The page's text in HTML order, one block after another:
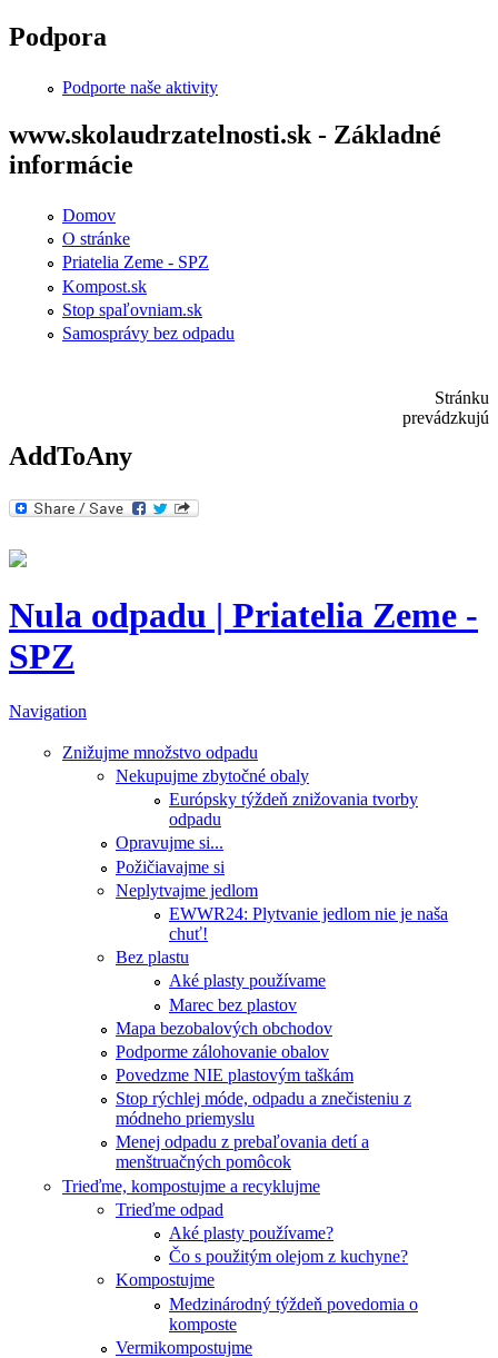
Skip to main content
Podpora
Podporte naše aktivity
www.skolaudrzatelnosti.sk - Základné
informácie
Domov
O stránke
Priatelia Zeme - SPZ
Kompost.sk
Stop spaľovniam.sk
Samosprávy bez odpadu
Stránku
prevádzkujú
AddToAny
Nula odpadu | Priatelia Zeme -
SPZ
Navigation
Znižujme množstvo odpadu
Nekupujme zbytočné obaly
Európsky týždeň znižovania tvorby
odpadu
Opravujme si...
Požičiavajme si
Neplytvajme jedlom
EWWR24: Plytvanie jedlom nie je naša
chuť!
Bez plastu
Aké plasty používame
Marec bez plastov
Mapa bezobalových obchodov
Podporme zálohovanie obalov
Povedzme NIE plastovým taškám
Stop rýchlej móde, odpadu a znečisteniu z
módneho priemyslu
Menej odpadu z prebaľovania detí a
menštruačných pomôcok
Trieďme, kompostujme a recyklujme
Trieďme odpad
Aké plasty používame?
Čo s použitým olejom z kuchyne?
Kompostujme
Medzinárodný týždeň povedomia o
komposte
Vermikompostujme